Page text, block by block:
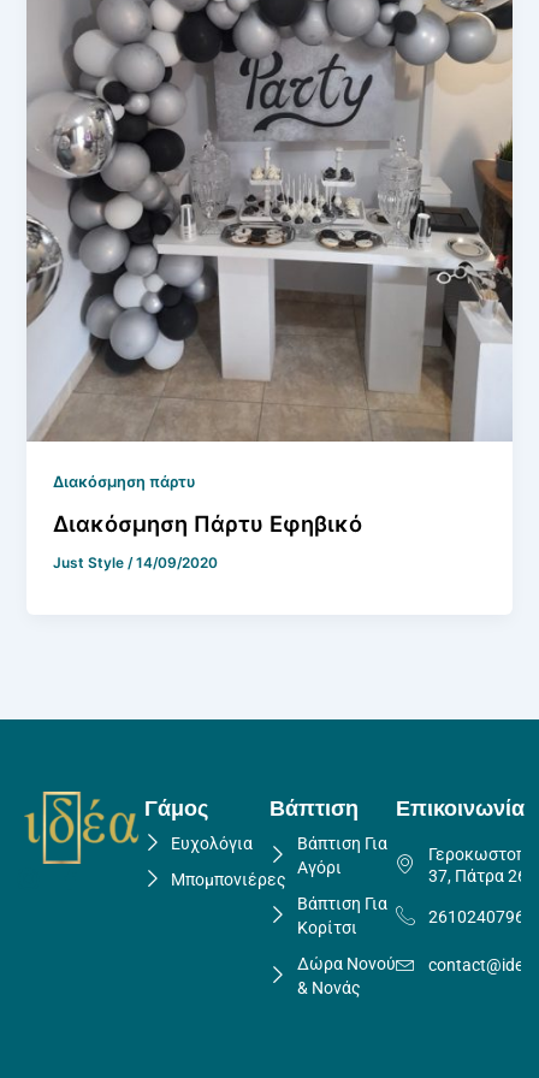
Διακόσμηση πάρτυ
Διακόσμηση Πάρτυ Εφηβικό
Just Style/14/09/2020
Γάμος
Ευχολόγια
Μπομπονιέρες
Βάπτιση
Βάπτιση Για
Αγόρι
Βάπτιση Για
Κορίτσι
Δώρα Νονού
& Νονάς
Επικοινωνία
37, Πάτρα
2610240796